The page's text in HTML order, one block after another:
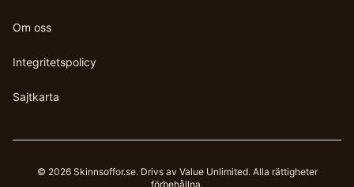
Om oss
Integritetspolicy
Sajtkarta
© 2026 Skinnsoffor.se. Drivs av Value Unlimited. Alla rättigheter
förbehållna.